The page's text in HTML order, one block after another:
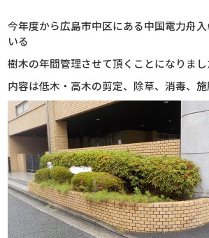
今年度から広島市中区にある中国電力舟
いる
樹木の年間管理させて頂くことになりまし
内容は低木・高木の剪定、除草、消毒、施